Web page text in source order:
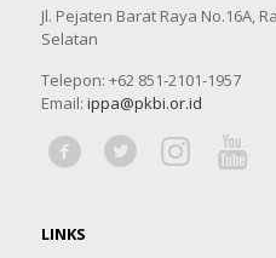
Jl. Pejaten Barat Raya No.16A,
Selatan
Telepon: +62 851-2101-1957
Email: ippa@pkbi.or.id
LINKS